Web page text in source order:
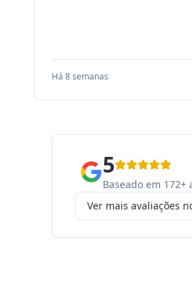
Há 8 semanas
5
Baseado em 172+
Ver mais avaliações